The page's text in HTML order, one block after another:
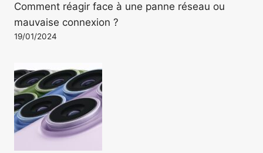
Comment réagir face à une panne réseau ou
mauvaise connexion ?
19/01/2024